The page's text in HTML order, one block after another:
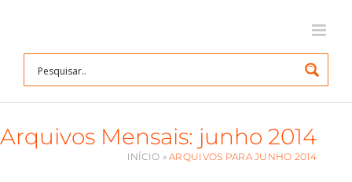
conteúdo
Arquivos Mensais: junho 2014
INÍCIO »ARQUIVOS PARA JUNHO 2014